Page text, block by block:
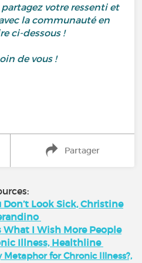
votre ressenti et
la communauté en
ci-dessous !
de vous !
Partager
Look Sick, Christine
What I Wish More People
Illness, Healthline
for Chronic Illness?,